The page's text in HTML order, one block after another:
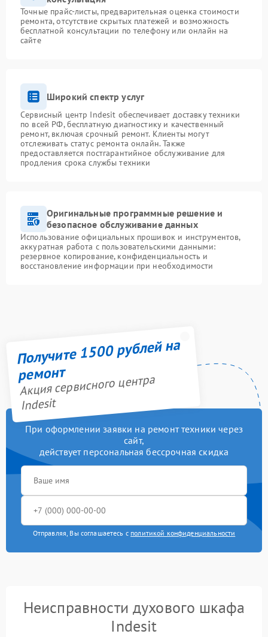
Точные прайс-листы, предварительная оценка стоимости
ремонта, отсутствие скрытых платежей и возможность
бесплатной консультации по телефону или онлайн на
сайте
Широкий спектр услуг
Сервисный центр Indesit обеспечивает доставку техники
по всей РФ, бесплатную диагностику и качественный
ремонт, включая срочный ремонт. Клиенты могут
отслеживать статус ремонта онлайн. Также
предоставляется постгарантийное обслуживание для
продления срока службы техники
Оригинальные программные решение и
безопасное обслуживание данных
Использование официальных прошивок и инструментов,
аккуратная работа с пользовательскими данными:
резервное копирование, конфиденциальность и
восстановление информации при необходимости
Получите 1500 рублей на
ремонт
Акция сервисного центра
Indesit
При оформлении заявки на ремонт техники через
сайт,
действует персональная бессрочная скидка
Отправляя, Вы соглашаетесь с политикой конфиденциальности
Неисправности духового шкафа
Indesit